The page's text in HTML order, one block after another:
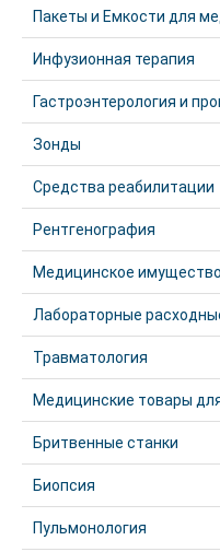
Пакеты и Емкости для
Инфузионная терапия
Гастроэнтерология и
Зонды
Средства реабилитации
Рентгенография
Медицинское
Лабораторные
Травматология
Медицинские товары
Бритвенные станки
Биопсия
Пульмонология